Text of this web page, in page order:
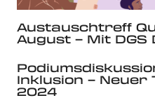
Austauschtreff
August – Mit DGS
Inklusion – Neuer
2024